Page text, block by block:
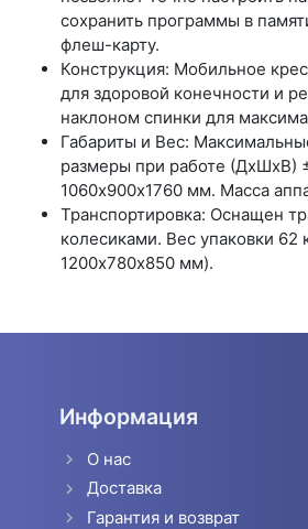
сохранить программы в
флеш-карту.
Конструкция: Мобильное
для здоровой конечности и
наклоном спинки для
Габариты и Вес:
размеры при работе (ДхШхВ)
1060х900х1760 мм. Масса
Транспортировка: Оснащен
колесиками. Вес упаковки 62
1200х780х850 мм).
Информация
О нас
Доставка
Гарантия и возврат